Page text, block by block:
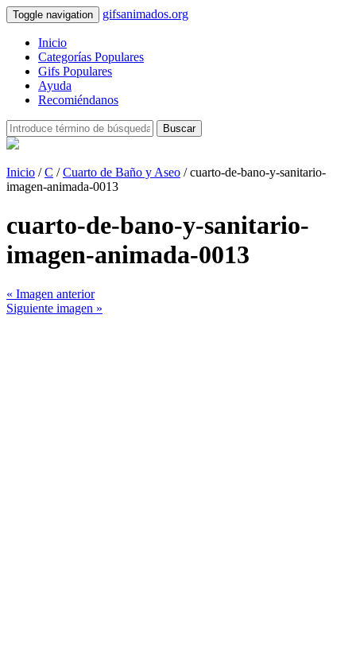
Toggle navigation gifsanimados.org
Inicio
Categorías Populares
Gifs Populares
Ayuda
Recomiéndanos
Buscar
Inicio /C /Cuarto de Baño y Aseo / cuarto-de-bano-y-sanitario-
imagen-animada-0013
cuarto-de-bano-y-sanitario-
imagen-animada-0013
« Imagen anterior
Siguiente imagen »